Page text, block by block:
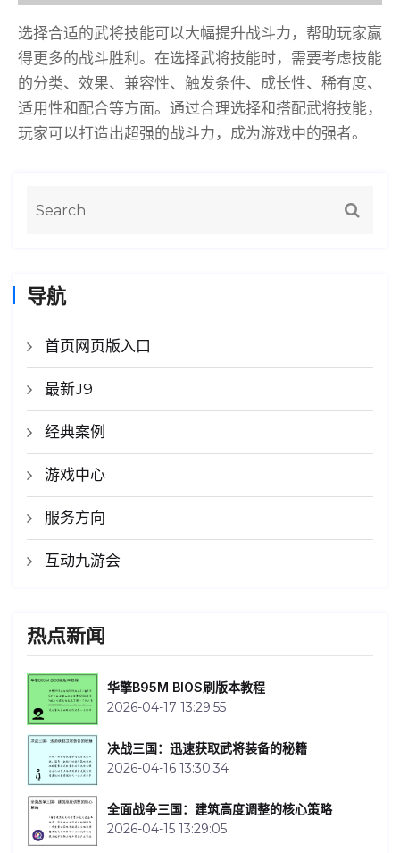
选择合适的武将技能可以大幅提升战斗力，帮助玩家赢
得更多的战斗胜利。在选择武将技能时，需要考虑技能
的分类、效果、兼容性、触发条件、成长性、稀有度、
适用性和配合等方面。通过合理选择和搭配武将技能，
玩家可以打造出超强的战斗力，成为游戏中的强者。
导航
首页网页版入口
最新J9
经典案例
游戏中心
服务方向
互动九游会
热点新闻
华擎B95M BIOS刷版本教程
2026-04-17 13:29:55
决战三国：迅速获取武将装备的秘籍
2026-04-16 13:30:34
全面战争三国：建筑高度调整的核心策略
2026-04-15 13:29:05